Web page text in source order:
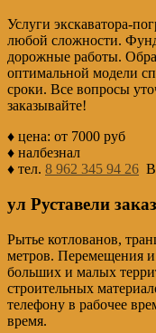
Услуги экскаватора-
любой сложности.
дорожные работы.
оптимальной модели
сроки. Все вопросы
заказывайте!
♦ цена: от 7000 руб
♦ налбезнал
♦ тел. 8 962 345 94 26
ул Руставели
Рытье котлованов,
метров. Перемещения
больших и малых
строительных
телефону в рабочее
время.